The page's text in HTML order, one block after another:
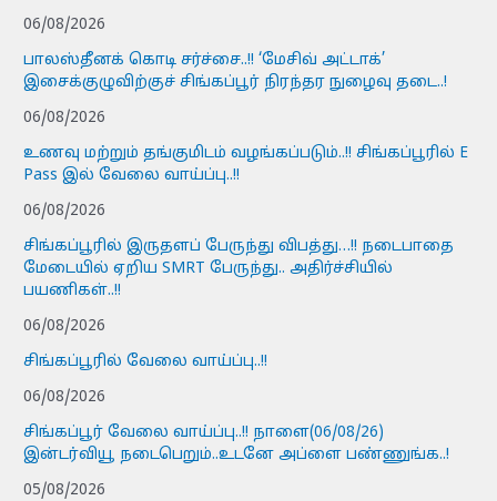
06/08/2026
பாலஸ்தீனக் கொடி சர்ச்சை..!! ‘மேசிவ் அட்டாக்’
இசைக்குழுவிற்குச் சிங்கப்பூர் நிரந்தர நுழைவு தடை..!
06/08/2026
உணவு மற்றும் தங்குமிடம் வழங்கப்படும்..!! சிங்கப்பூரில் E
Pass இல் வேலை வாய்ப்பு..!!
06/08/2026
சிங்கப்பூரில் இருதளப் பேருந்து விபத்து…!! நடைபாதை
மேடையில் ஏறிய SMRT பேருந்து.. அதிர்ச்சியில்
பயணிகள்..!!
06/08/2026
சிங்கப்பூரில் வேலை வாய்ப்பு..!!
06/08/2026
சிங்கப்பூர் வேலை வாய்ப்பு..!! நாளை(06/08/26)
இன்டர்வியூ நடைபெறும்..உடனே அப்ளை பண்ணுங்க..!
05/08/2026